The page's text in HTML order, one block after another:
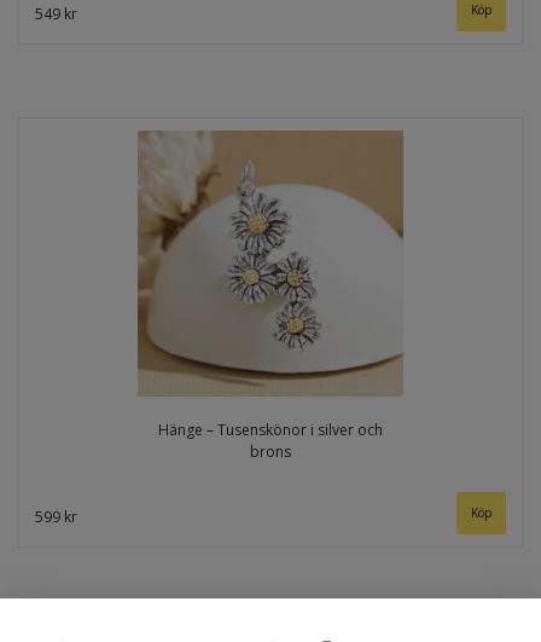
549 kr
Hänge – Tusenskönor i silver och
brons
599 kr